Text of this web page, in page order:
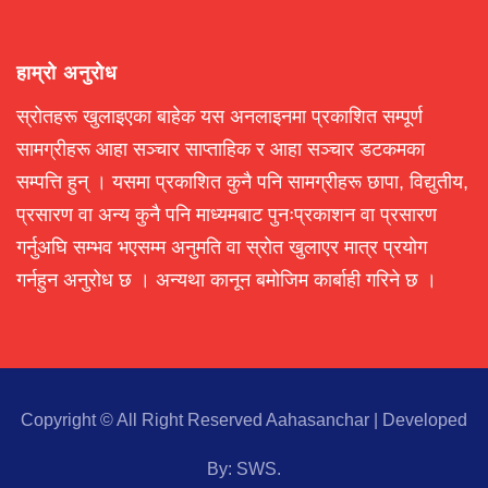
हाम्रो अनुरोध
स्रोतहरू खुलाइएका बाहेक यस अनलाइनमा प्रकाशित सम्पूर्ण
सामग्रीहरू आहा सञ्चार साप्ताहिक र आहा सञ्चार डटकमका
सम्पत्ति हुन् । यसमा प्रकाशित कुनै पनि सामग्रीहरू छापा, विद्युतीय,
प्रसारण वा अन्य कुनै पनि माध्यमबाट पुनःप्रकाशन वा प्रसारण
गर्नुअघि सम्भव भएसम्म अनुमति वा स्रोत खुलाएर मात्र प्रयोग
गर्नहुन अनुरोध छ । अन्यथा कानून बमोजिम कार्बाही गरिने छ ।
Copyright © All Right Reserved Aahasanchar Developed
By: SWS.